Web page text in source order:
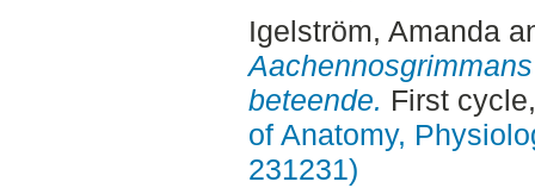
Igelström, Amanda
beteende. First
of Anatomy,
231231)